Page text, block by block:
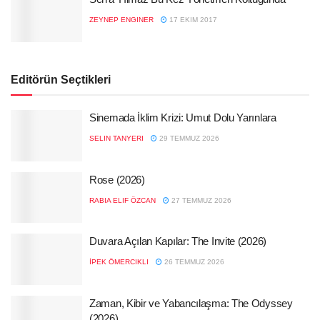
ZEYNEP ENGINER 17 EKIM 2017
Editörün Seçtikleri
Sinemada İklim Krizi: Umut Dolu Yarınlara
SELIN TANYERI 29 TEMMUZ 2026
Rose (2026)
RABIA ELIF ÖZCAN 27 TEMMUZ 2026
Duvara Açılan Kapılar: The Invite (2026)
İPEK ÖMERCIKLI 26 TEMMUZ 2026
Zaman, Kibir ve Yabancılaşma: The Odyssey